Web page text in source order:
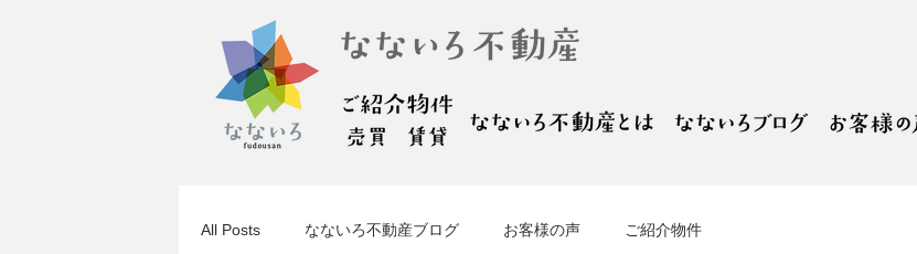
All Posts なないろ不動産ブログ お客様の声 ご紹介物件